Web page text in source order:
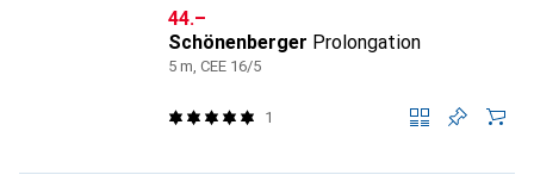
CHF
44.–
Schönenberger Prolongation
5 m, CEE 16/5
1